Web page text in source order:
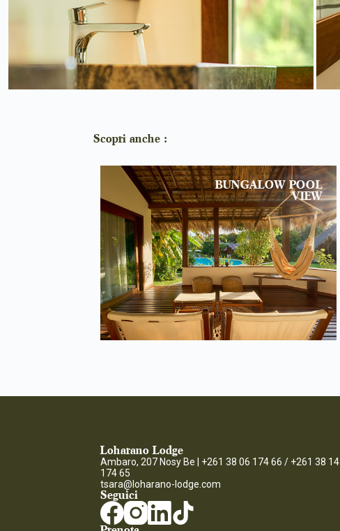
Scopri anche :
BUNGALOW POOL
VIEW
Loharano Lodge
Ambaro, 207 Nosy Be | +261 38 06 174 66 / +261 38 14
174 65
tsara@loharano-lodge.com
Seguici